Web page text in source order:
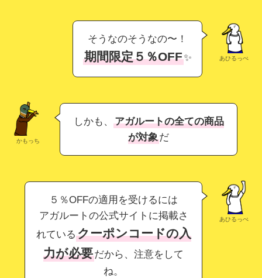
あひるっぺ
そうなのそうなの〜！
期間限定５％OFF✨
かもっち
しかも、
アガルートの全ての商品
が対象だ
あひるっぺ
５％OFFの適用を受けるには
アガルートの公式サイトに掲載さ
れているクーポンコードの入
力が必要だから、注意をして
ね。